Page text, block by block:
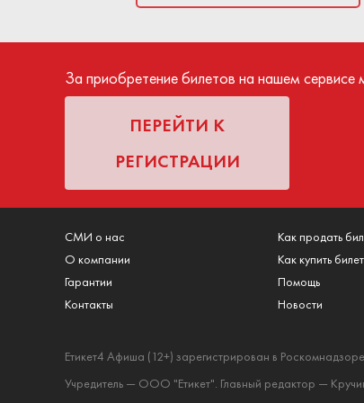
билета.
За приобретение билетов на нашем
ПЕРЕЙТИ К
РЕГИСТРАЦИИ
СМИ о нас
О компании
Гарантии
Контакты
Как продать
Как купить
Помощь
Новости
Етикет4 Афиша (12+) зарегистрирован в
Учредитель — ООО "Етикет". Главный редактор —